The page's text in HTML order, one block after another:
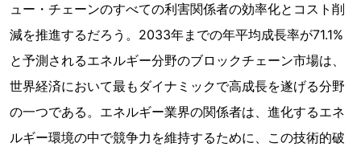
ュー・チェーンのすべての利害関係者の効率化とコスト削
減を推進するだろう。2033年までの年平均成長率が71.1%
と予測されるエネルギー分野のブロックチェーン市場は、
世界経済において最もダイナミックで高成長を遂げる分野
の一つである。エネルギー業界の関係者は、進化するエネ
ルギー環境の中で競争力を維持するために、この技術的破